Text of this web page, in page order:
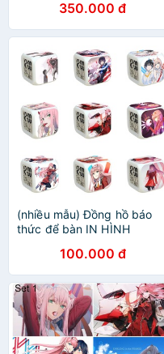
350.000 đ
(nhiều mẫu) Đồng hồ báo
thức để bàn IN HÌNH
chibi tiện lợi đèn LED đổi
màu
100.000 đ